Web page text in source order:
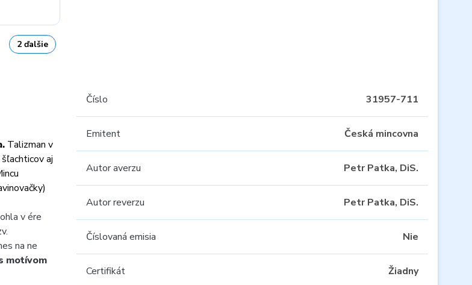
2 ďalšie
Talizman v
aj
v ére
na ne
motívom
Číslo 31957-711
Emitent Česká mincovna
Autor averzu Petr Patka, DiS.
Autor reverzu Petr Patka, DiS.
Číslovaná emisia Nie
Certifikát Žiadny